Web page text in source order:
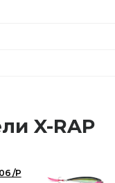
X-RAP
/P